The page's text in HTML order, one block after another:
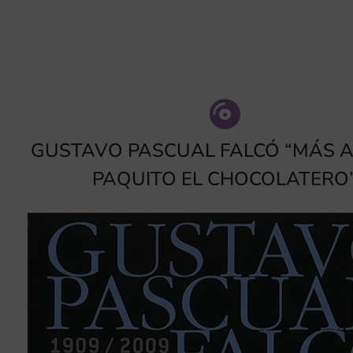
GUSTAVO PASCUAL FALCÓ “MÁS
PAQUITO EL